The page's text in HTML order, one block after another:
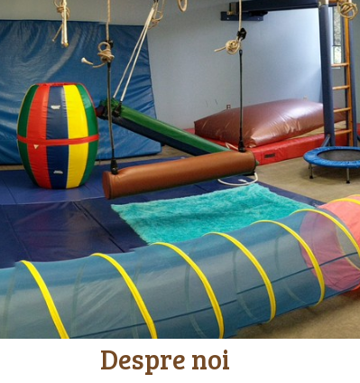
Despre noi